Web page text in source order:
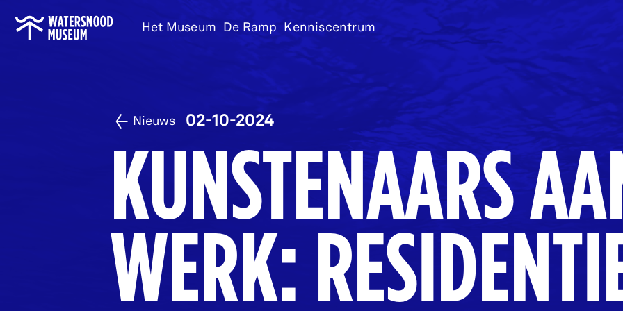
Ga
naar
Het Museum De Ramp Kenniscentrum
Nieuws 02-10-2024
KUNSTENAARS
WERK: